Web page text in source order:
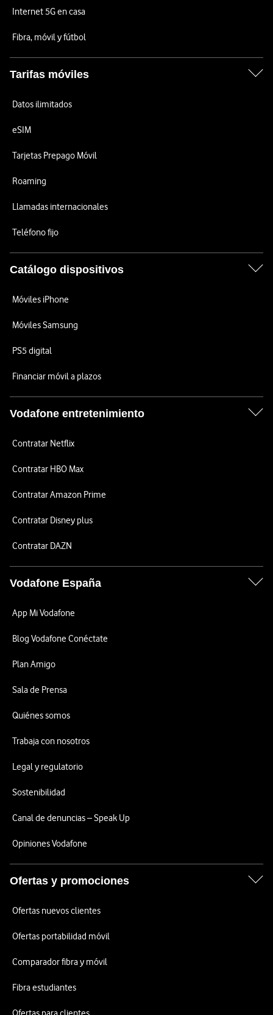
Internet 5G en casa
Fibra, móvil y fútbol
Tarifas móviles
Datos ilimitados
eSIM
Tarjetas Prepago Móvil
Roaming
Llamadas internacionales
Teléfono fijo
Catálogo dispositivos
Móviles iPhone
Móviles Samsung
PS5 digital
Financiar móvil a plazos
Vodafone entretenimiento
Contratar Netflix
Contratar HBO Max
Contratar Amazon Prime
Contratar Disney plus
Contratar DAZN
Vodafone España
App Mi Vodafone
Blog Vodafone Conéctate
Plan Amigo
Sala de Prensa
Quiénes somos
Trabaja con nosotros
Legal y regulatorio
Sostenibilidad
Canal de denuncias – Speak Up
Opiniones Vodafone
Ofertas y promociones
Ofertas nuevos clientes
Ofertas portabilidad móvil
Comparador fibra y móvil
Fibra estudiantes